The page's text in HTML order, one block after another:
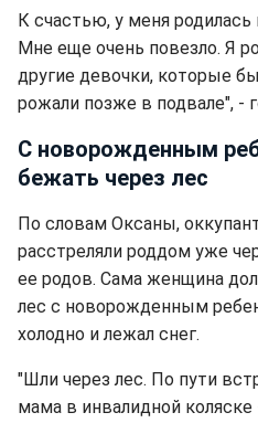
К счастью, у меня родилась
Мне еще очень повезло. Я
другие девочки, которые
рожали позже в подвале", -
С новорожденным
бежать через лес
По словам Оксаны,
расстреляли роддом уже
ее родов. Сама женщина
лес с новорожденным
холодно и лежал снег.
"Шли через лес. По пути
мама в инвалидной